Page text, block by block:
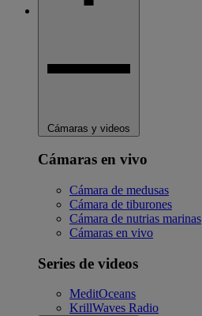
Cámaras y videos
Cámaras en vivo
Cámara de medusas
Cámara de tiburones
Cámara de nutrias marinas
Cámaras en vivo
Series de videos
MeditOceans
KrillWaves Radio